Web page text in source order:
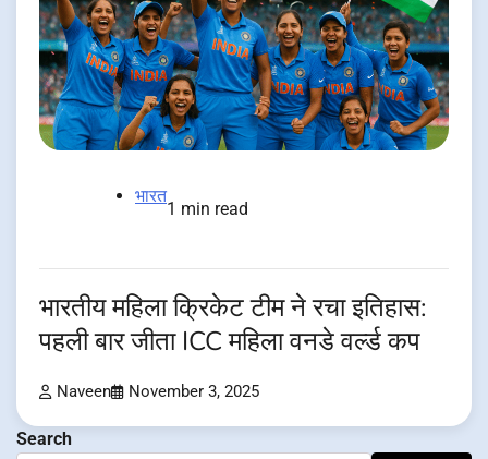
भारत
1 min read
भारतीय महिला क्रिकेट टीम ने रचा इतिहास:
पहली बार जीता ICC महिला वनडे वर्ल्ड कप
Naveen November 3, 2025
Search